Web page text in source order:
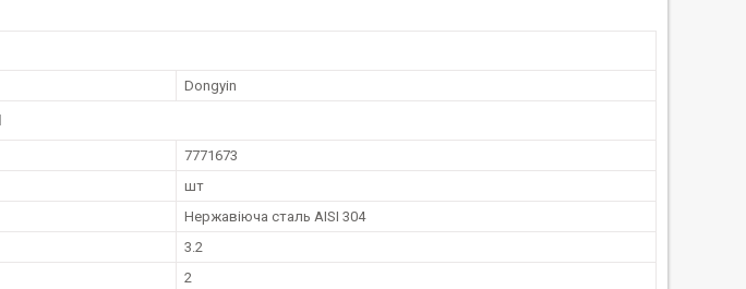
Dongyin
7771673
шт
Нержавіюча сталь AISI 304
3.2
2